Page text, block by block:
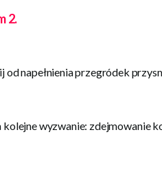
2.
napełnienia przegródek
kolejne wyzwanie: zdejmowanie